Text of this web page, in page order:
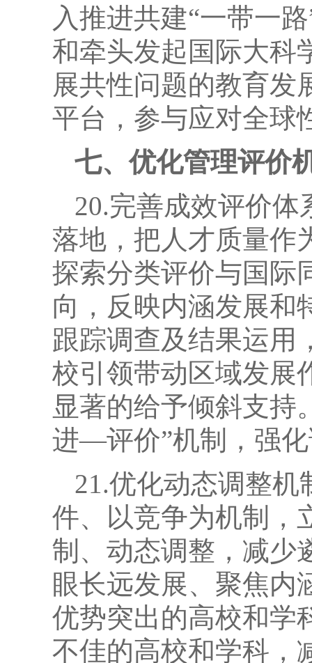
入推进共建“一带一
和牵头发起国际大科
展共性问题的教育发
平台，参与应对全球
七、优化管理评价
20.完善成效评价
落地，把人才质量作
探索分类评价与国际
向，反映内涵发展和
跟踪调查及结果运用
校引领带动区域发展
显著的给予倾斜支
进—评价”机制，强
21.优化动态调整
件、以竞争为机制，
制、动态调整，减少
眼长远发展、聚焦内
优势突出的高校和学
不佳的高校和学科，